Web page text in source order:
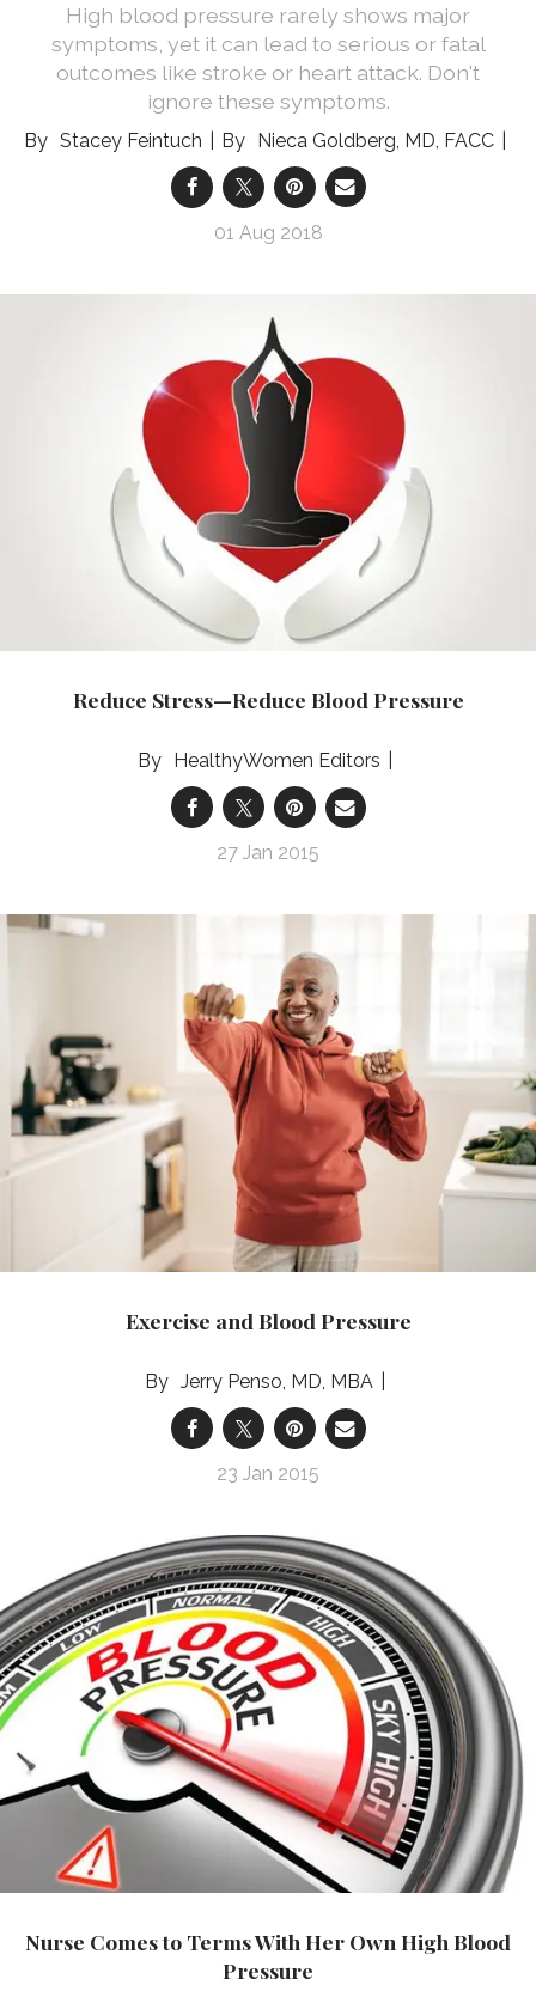
High blood pressure rarely shows major
symptoms, yet it can lead to serious or fatal
outcomes like stroke or heart attack. Don't
ignore these symptoms.
Stacey Feintuch Nieca Goldberg, MD, FACC
01 Aug 2018
Reduce Stress—Reduce Blood Pressure
HealthyWomen Editors
27 Jan 2015
Exercise and Blood Pressure
Jerry Penso, MD, MBA
23 Jan 2015
Nurse Comes to Terms With Her Own High Blood
Pressure